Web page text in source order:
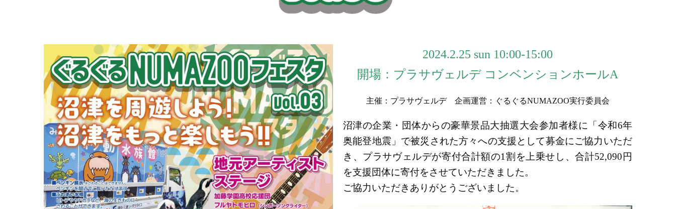
2024.2.25 sun 10:00-15:00
開場：プラサヴェルデ コンベンションホールA
主催：プラサヴェルデ 企画運営：ぐるぐるNUMAZOO実行委員会
沼津の企業・団体からの豪華景品大抽選大会参加者様に「令和6年
奥能登地震」で被災された方々への支援として募金にご協力いただ
き、プラサヴェルデが寄付合計額の1割を上乗せし、合計52,090円
を支援団体に寄付をさせていただきました。
ご協力いただきありがとうございました。